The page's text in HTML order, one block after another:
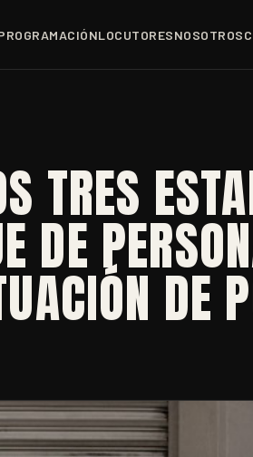
LOCUTORESNOSOTROS
TRES
DE
DE